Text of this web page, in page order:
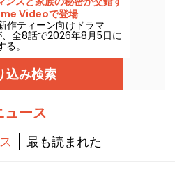
Videoで登場
作ティーン向けドラマ
全8話で2026年8月5日に
。
込み検索
ュース
最も読まれた